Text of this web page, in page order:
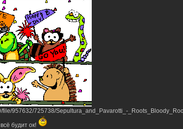
file/957632/725738/Sepultura_and_Pavarotti_-
будит ок!